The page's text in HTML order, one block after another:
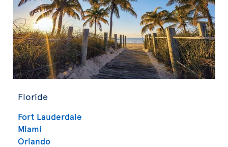
Floride
Fort Lauderdale
Miami
Orlando